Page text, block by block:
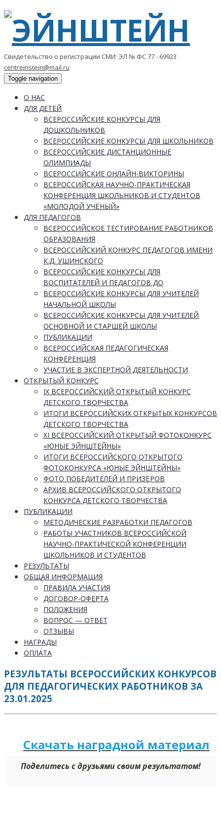
Свидетельство о регистрации СМИ: ЭЛ № ФС 77 - 69923
centreinstein@mail.ru
Toggle navigation
О НАС
ДЛЯ ДЕТЕЙ
ВСЕРОССИЙСКИЕ КОНКУРСЫ ДЛЯ
ДОШКОЛЬНИКОВ
ВСЕРОССИЙСКИЕ КОНКУРСЫ ДЛЯ ШКОЛЬНИКОВ
ВСЕРОССИЙСКИЕ ДИСТАНЦИОННЫЕ
ОЛИМПИАДЫ
ВСЕРОССИЙСКИЕ ОНЛАЙН-ВИКТОРИНЫ
ВСЕРОССИЙСКАЯ НАУЧНО-ПРАКТИЧЕСКАЯ
КОНФЕРЕНЦИЯ ШКОЛЬНИКОВ И СТУДЕНТОВ
«МОЛОДОЙ УЧЁНЫЙ»
ДЛЯ ПЕДАГОГОВ
ВСЕРОССИЙСКОЕ ТЕСТИРОВАНИЕ РАБОТНИКОВ
ОБРАЗОВАНИЯ
ВСЕРОССИЙСКИЙ КОНКУРС ПЕДАГОГОВ ИМЕНИ
К.Д. УШИНСКОГО
ВСЕРОССИЙСКИЕ КОНКУРСЫ ДЛЯ
ВОСПИТАТЕЛЕЙ И ПЕДАГОГОВ ДО
ВСЕРОССИЙСКИЕ КОНКУРСЫ ДЛЯ УЧИТЕЛЕЙ
НАЧАЛЬНОЙ ШКОЛЫ
ВСЕРОССИЙСКИЕ КОНКУРСЫ ДЛЯ УЧИТЕЛЕЙ
ОСНОВНОЙ И СТАРШЕЙ ШКОЛЫ
ПУБЛИКАЦИИ
ВСЕРОССИЙСКАЯ ПЕДАГОГИЧЕСКАЯ
КОНФЕРЕНЦИЯ
УЧАСТИЕ В ЭКСПЕРТНОЙ ДЕЯТЕЛЬНОСТИ
ОТКРЫТЫЙ КОНКУРС
IX ВСЕРОССИЙСКИЙ ОТКРЫТЫЙ КОНКУРС
ДЕТСКОГО ТВОРЧЕСТВА
ИТОГИ ВСЕРОССИЙСКИХ ОТКРЫТЫХ КОНКУРСОВ
ДЕТСКОГО ТВОРЧЕСТВА
XI ВСЕРОССИЙСКИЙ ОТКРЫТЫЙ ФОТОКОНКУРС
«ЮНЫЕ ЭЙНШТЕЙНЫ»
ИТОГИ ВСЕРОССИЙСКОГО ОТКРЫТОГО
ФОТОКОНКУРСА «ЮНЫЕ ЭЙНШТЕЙНЫ»
ФОТО ПОБЕДИТЕЛЕЙ И ПРИЗЁРОВ
АРХИВ ВСЕРОССИЙСКОГО ОТКРЫТОГО
КОНКУРСА ДЕТСКОГО ТВОРЧЕСТВА
ПУБЛИКАЦИИ
МЕТОДИЧЕСКИЕ РАЗРАБОТКИ ПЕДАГОГОВ
РАБОТЫ УЧАСТНИКОВ ВСЕРОССИЙСКОЙ
НАУЧНО-ПРАКТИЧЕСКОЙ КОНФЕРЕНЦИИ
ШКОЛЬНИКОВ И СТУДЕНТОВ
РЕЗУЛЬТАТЫ
ОБЩАЯ ИНФОРМАЦИЯ
ПРАВИЛА УЧАСТИЯ
ДОГОВОР-ОФЕРТА
ПОЛОЖЕНИЯ
ВОПРОС — ОТВЕТ
ОТЗЫВЫ
НАГРАДЫ
ОПЛАТА
РЕЗУЛЬТАТЫ ВСЕРОССИЙСКИХ КОНКУРСОВ
ДЛЯ ПЕДАГОГИЧЕСКИХ РАБОТНИКОВ ЗА
23.01.2025
Скачать наградной материал
Поделитесь с друзьями своим результатом!